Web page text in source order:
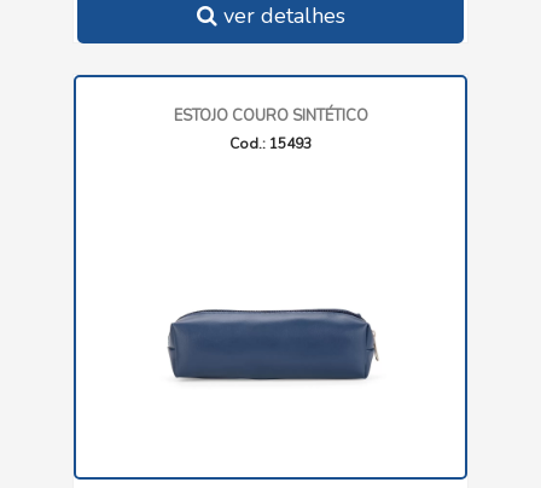
ver detalhes
ESTOJO COURO SINTÉTICO
Cod.: 15493